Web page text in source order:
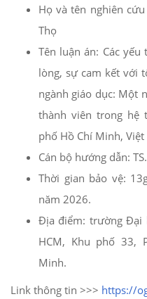
Họ và tên nghiên
Thọ
Tên luận án: Các
lòng, sự cam kết với
ngành giáo dục: Một
thành viên trong hệ
phố Hồ Chí Minh, Việt
Cán bộ hướng dẫn:
Thời gian bảo vệ:
năm 2026.
Địa điểm: trường Đại
HCM, Khu phố 33,
Minh.
Link thông tin >>> https://